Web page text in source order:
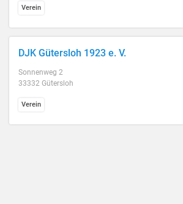
Verein
DJK Gütersloh 1923 e. V.
Sonnenweg 2
33332 Gütersloh
Verein